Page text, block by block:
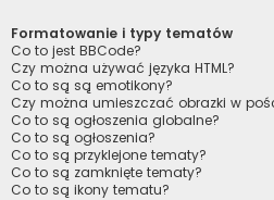
Formatowanie i typy tematów
Co to jest BBCode?
Czy można używać języka HTML?
Co to są są emotikony?
Czy można umieszczać obrazki w
Co to są ogłoszenia globalne?
Co to są ogłoszenia?
Co to są przyklejone tematy?
Co to są zamknięte tematy?
Co to są ikony tematu?